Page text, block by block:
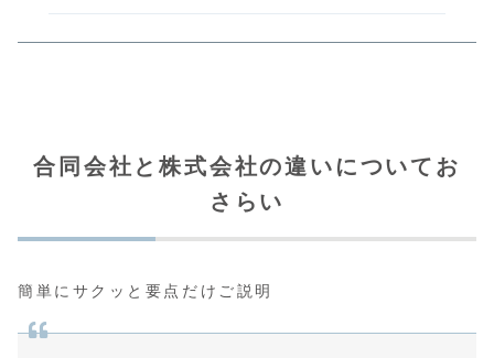
合同会社と株式会社の違いについてお
さらい
簡単にサクッと要点だけご説明